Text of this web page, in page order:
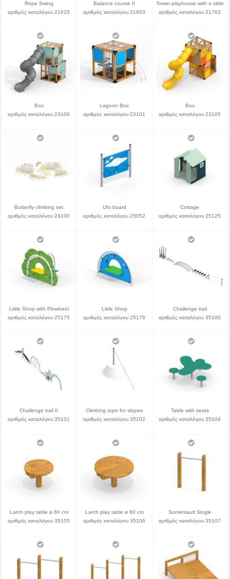
Rope Swing
αριθμός καταλόγου 21615
Balance course II
αριθμός καταλόγου 21653
Tower playhouse with a slide
αριθμός καταλόγου 21762
Box
αριθμός καταλόγου 23100
Lagoon Box
αριθμός καταλόγου 23101
Box
αριθμός καταλόγου 23105
Butterfly climbing set
αριθμός καταλόγου 24100
Ufo board
αριθμός καταλόγου 25052
Cottage
αριθμός καταλόγου 25125
Little Shop with Pinwheel
αριθμός καταλόγου 25175
Little Shop
αριθμός καταλόγου 25176
Challenge trail
αριθμός καταλόγου 35100
Challenge trail II
αριθμός καταλόγου 35101
Climbing rope for slopes
αριθμός καταλόγου 35102
Table with seats
αριθμός καταλόγου 35104
Larch play table ⌀ 60 cm
αριθμός καταλόγου 35105
Larch play table ⌀ 80 cm
αριθμός καταλόγου 35106
Somersault Single
αριθμός καταλόγου 35107